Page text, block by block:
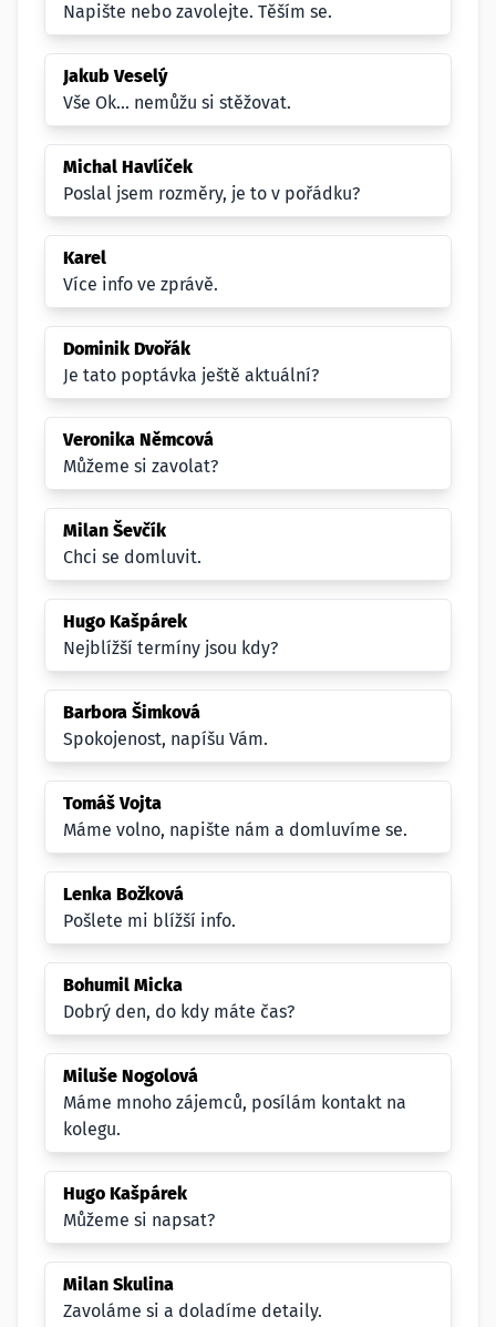
Napište nebo zavolejte. Těším se.
Jakub Veselý
Vše Ok... nemůžu si stěžovat.
Michal Havlíček
Poslal jsem rozměry, je to v pořádku?
Karel
Více info ve zprávě.
Dominik Dvořák
Je tato poptávka ještě aktuální?
Veronika Němcová
Můžeme si zavolat?
Milan Ševčík
Chci se domluvit.
Hugo Kašpárek
Nejblížší termíny jsou kdy?
Barbora Šimková
Spokojenost, napíšu Vám.
Tomáš Vojta
Máme volno, napište nám a domluvíme se.
Lenka Božková
Pošlete mi blížší info.
Bohumil Micka
Dobrý den, do kdy máte čas?
Miluše Nogolová
Máme mnoho zájemců, posílám kontakt na
kolegu.
Hugo Kašpárek
Můžeme si napsat?
Milan Skulina
Zavoláme si a doladíme detaily.